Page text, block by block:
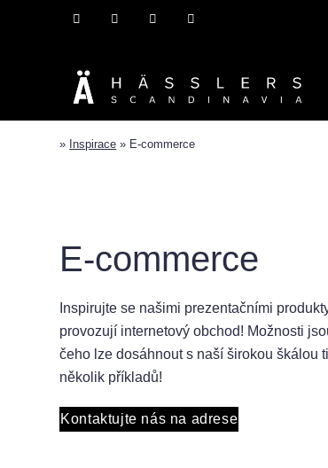
» Inspirace » E-commerce
E-commerce
Inspirujte se našimi prezentačními
provozují internetový obchod! Možnosti
čeho lze dosáhnout s naší širokou škálou
několik příkladů!
Kontaktujte nás na adrese